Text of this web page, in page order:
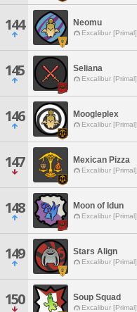
144 Neomu
Excalibur [Primal]
145 Seliana
Excalibur [Primal]
146 Moogleplex
Excalibur [Primal]
147 Mexican Pizza
Excalibur [Primal]
148 Moon of Idun
Excalibur [Primal]
149 Stars Align
Excalibur [Primal]
150 Soup Squad
Excalibur [Primal]